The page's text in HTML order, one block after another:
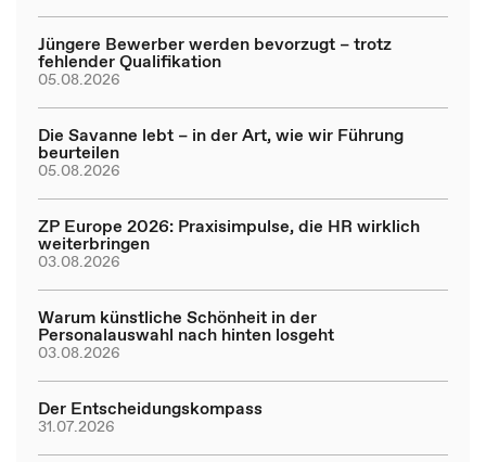
Jüngere Bewerber werden bevorzugt – trotz
fehlender Qualifikation
05.08.2026
Die Savanne lebt – in der Art, wie wir Führung
beurteilen
05.08.2026
ZP Europe 2026: Praxisimpulse, die HR wirklich
weiterbringen
03.08.2026
Warum künstliche Schönheit in der
Personalauswahl nach hinten losgeht
03.08.2026
Der Entscheidungskompass
31.07.2026